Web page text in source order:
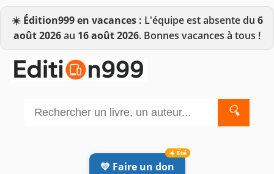
☀️ Édition999 en vacances : L'équipe est absente du 6
août 2026au 16 août 2026. Bonnes vacances à tous !
🔍
💛 Faire un don